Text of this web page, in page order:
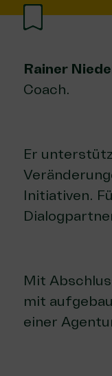
Rainer
Coach.
Er
Initiativen.
Mit
mit
einer